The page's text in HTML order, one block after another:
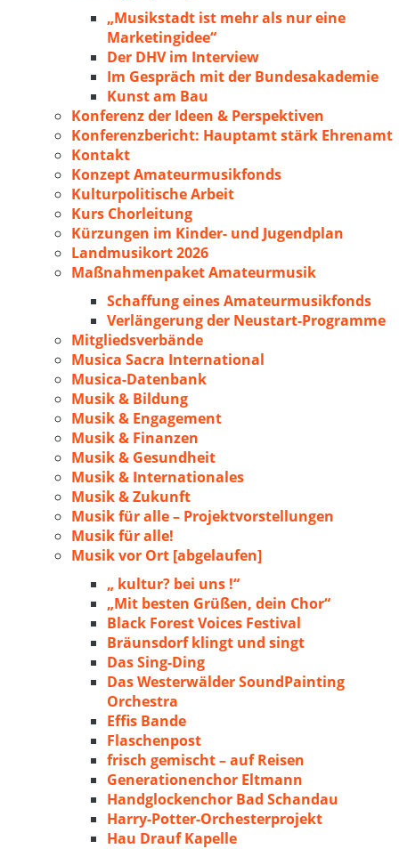
„Musikstadt ist mehr als nur eine
Marketingidee“
Der DHV im Interview
Im Gespräch mit der Bundesakademie
Kunst am Bau
Konferenz der Ideen & Perspektiven
Konferenzbericht: Hauptamt stärk Ehrenamt
Kontakt
Konzept Amateurmusikfonds
Kulturpolitische Arbeit
Kurs Chorleitung
Kürzungen im Kinder- und Jugendplan
Landmusikort 2026
Maßnahmenpaket Amateurmusik
Schaffung eines Amateurmusikfonds
Verlängerung der Neustart-Programme
Mitgliedsverbände
Musica Sacra International
Musica-Datenbank
Musik & Bildung
Musik & Engagement
Musik & Finanzen
Musik & Gesundheit
Musik & Internationales
Musik & Zukunft
Musik für alle – Projektvorstellungen
Musik für alle!
Musik vor Ort [abgelaufen]
„ kultur? bei uns !“
„Mit besten Grüßen, dein Chor“
Black Forest Voices Festival
Bräunsdorf klingt und singt
Das Sing-Ding
Das Westerwälder SoundPainting
Orchestra
Effis Bande
Flaschenpost
frisch gemischt – auf Reisen
Generationenchor Eltmann
Handglockenchor Bad Schandau
Harry-Potter-Orchesterprojekt
Hau Drauf Kapelle